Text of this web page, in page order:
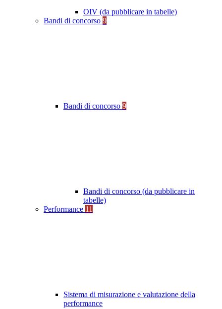
OIV (da pubblicare in tabelle)
Bandi di concorso 9
Bandi di concorso 9
Bandi di concorso (da pubblicare in
tabelle)
Performance 11
Sistema di misurazione e valutazione della
performance